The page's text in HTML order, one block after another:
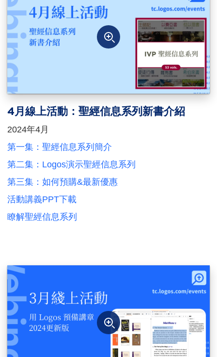
4月線上活動：聖經信息系列新書介紹
2024年4月
第一集：聖經信息系列簡介
第二集：Logos演示聖經信息系列
第三集：如何預購&最新優惠
活動講義PPT下載
瞭解聖經信息系列